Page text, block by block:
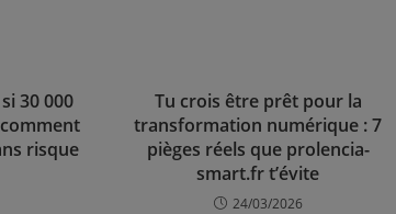
30 000
risque
Tu crois être prêt pour la
transformation numérique : 7
pièges réels que prolencia-
smart.fr t’évite
24/03/2026